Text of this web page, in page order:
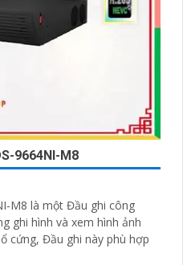
9664NI-M8
M8 là một Đầu ghi công
ghi hình và xem hình ảnh